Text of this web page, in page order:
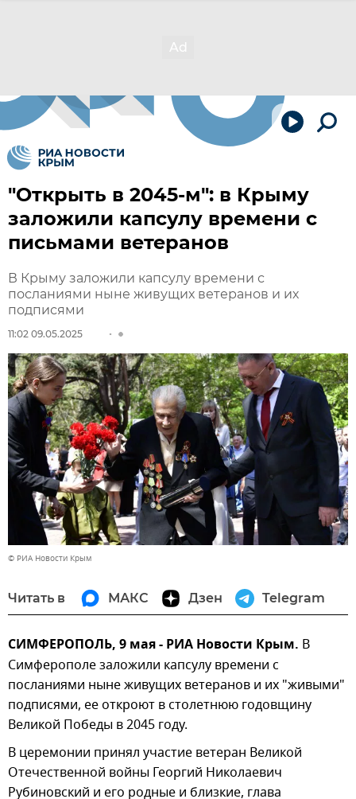
"Открыть в 2045-м": в Крыму
заложили капсулу времени с
письмами ветеранов
В Крыму заложили капсулу времени с
посланиями ныне живущих ветеранов и их
подписями
11:02 09.05.2025
© РИА Новости Крым
Читать в МАКС Дзен Telegram
СИМФЕРОПОЛЬ, 9 мая - РИА Новости Крым. В
Симферополе заложили капсулу времени с
посланиями ныне живущих ветеранов и их "живыми"
подписями, ее откроют в столетнюю годовщину
Великой Победы в 2045 году.
В церемонии принял участие ветеран Великой
Отечественной войны Георгий Николаевич
Рубиновский и его родные и близкие, глава